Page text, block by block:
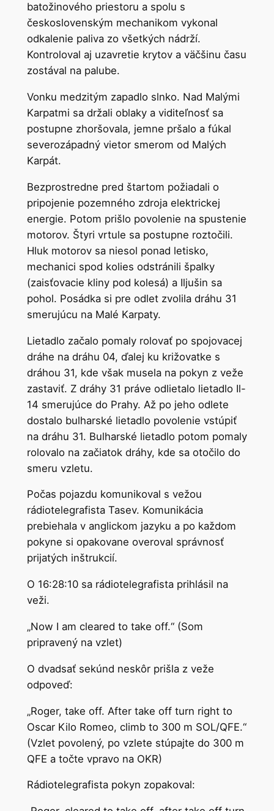
batožinového priestoru a spolu s
československým mechanikom vykonal
odkalenie paliva zo všetkých nádrží.
Kontroloval aj uzavretie krytov a väčšinu času
zostával na palube.
Vonku medzitým zapadlo slnko. Nad Malými
Karpatmi sa držali oblaky a viditeľnosť sa
postupne zhoršovala, jemne pršalo a fúkal
severozápadný vietor smerom od Malých
Karpát.
Bezprostredne pred štartom požiadali o
pripojenie pozemného zdroja elektrickej
energie. Potom prišlo povolenie na spustenie
motorov. Štyri vrtule sa postupne roztočili.
Hluk motorov sa niesol ponad letisko,
mechanici spod kolies odstránili špalky
(zaisťovacie kliny pod kolesá) a Iljušin sa
pohol. Posádka si pre odlet zvolila dráhu 31
smerujúcu na Malé Karpaty.
Lietadlo začalo pomaly rolovať po spojovacej
dráhe na dráhu 04, ďalej ku križovatke s
dráhou 31, kde však musela na pokyn z veže
zastaviť. Z dráhy 31 práve odlietalo lietadlo Il-
14 smerujúce do Prahy. Až po jeho odlete
dostalo bulharské lietadlo povolenie vstúpiť
na dráhu 31. Bulharské lietadlo potom pomaly
rolovalo na začiatok dráhy, kde sa otočilo do
smeru vzletu.
Počas pojazdu komunikoval s vežou
rádiotelegrafista Tasev. Komunikácia
prebiehala v anglickom jazyku a po každom
pokyne si opakovane overoval správnosť
prijatých inštrukcií.
O 16:28:10 sa rádiotelegrafista prihlásil na
veži.
„Now I am cleared to take off.“ (Som
pripravený na vzlet)
O dvadsať sekúnd neskôr prišla z veže
odpoveď:
„Roger, take off. After take off turn right to
Oscar Kilo Romeo, climb to 300 m SOL/QFE.“
(Vzlet povolený, po vzlete stúpajte do 300 m
QFE a točte vpravo na OKR)
Rádiotelegrafista pokyn zopakoval: